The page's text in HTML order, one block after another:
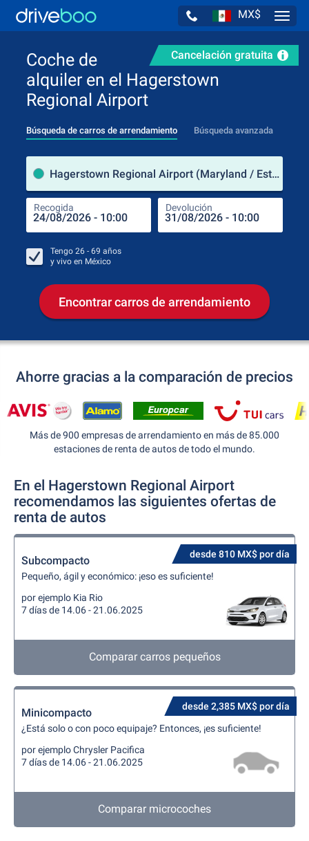
MX$
Cancelación gratuita
Coche de
alquiler en el Hagerstown
Regional Airport
Búsqueda de carros de arrendamiento Búsqueda avanzada
Hagerstown Regional Airport (Maryland / Estados Unidos de América)
Recogida Devolución
Tengo 26 - 69 años
y vivo en México
Encontrar carros de arrendamiento
Ahorre gracias a la comparación de precios
Más de 900 empresas de arrendamiento en más de 85.000
estaciones de renta de autos de todo el mundo.
En el Hagerstown Regional Airport
recomendamos las siguientes ofertas de
renta de autos
desde 810 MX$ por día
Subcompacto
Pequeño, ágil y económico: ¡eso es suficiente!
por ejemplo Kia Rio
7 días de 14.06 - 21.06.2025
Comparar carros pequeños
desde 2,385 MX$ por día
Minicompacto
¿Está solo o con poco equipaje? Entonces, ¡es suficiente!
por ejemplo Chrysler Pacifica
7 días de 14.06 - 21.06.2025
Comparar microcoches